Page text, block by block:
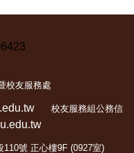
6423
校友服務處
校友服務組公務信
號 正心樓9F (0927室)